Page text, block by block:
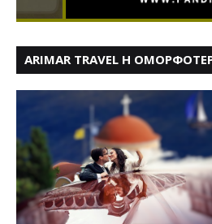
ARIMAR TRAVEL Η